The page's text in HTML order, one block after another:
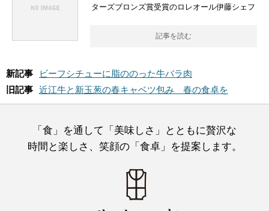
ターズブロンズ賞受賞のロレオール伊藤シェフ
記事を読む
新記事
ビーフシチューに脂ののった牛バラ肉
旧記事 近江牛と新玉葱の春キャベツ包み 春の食卓を
「食」を通して「美味しさ」とともに贅沢な
時間と楽しさ、笑顔の「食卓」を提案します。